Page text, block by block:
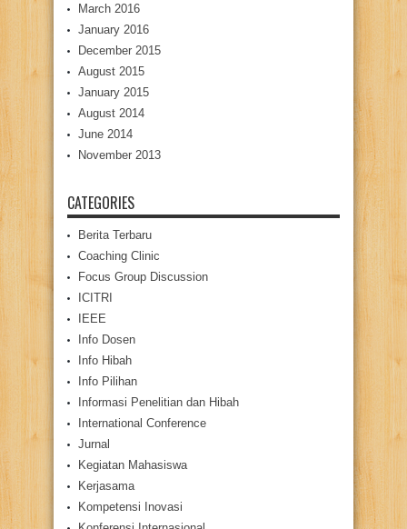
March 2016
January 2016
December 2015
August 2015
January 2015
August 2014
June 2014
November 2013
CATEGORIES
Berita Terbaru
Coaching Clinic
Focus Group Discussion
ICITRI
IEEE
Info Dosen
Info Hibah
Info Pilihan
Informasi Penelitian dan Hibah
International Conference
Jurnal
Kegiatan Mahasiswa
Kerjasama
Kompetensi Inovasi